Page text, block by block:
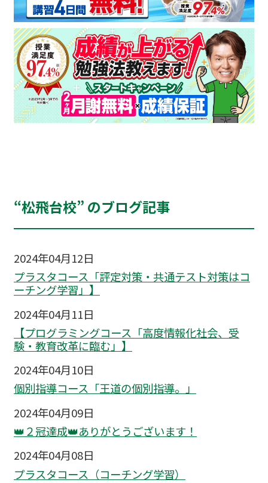
“松飛台校” のブログ記事
2024年04月12日
プラスタコース「評定対策・共通テスト対策はコ
ーチング学習」】
2024年04月11日
【プログラミングコース「高度情報化社会、受
験・教育改革に臨む」】
2024年04月10日
個別指導コース「王道の個別指導。」
2024年04月09日
👑２冠達成👑ありがとうございます！
2024年04月08日
プラスタコース（コーチング学習）